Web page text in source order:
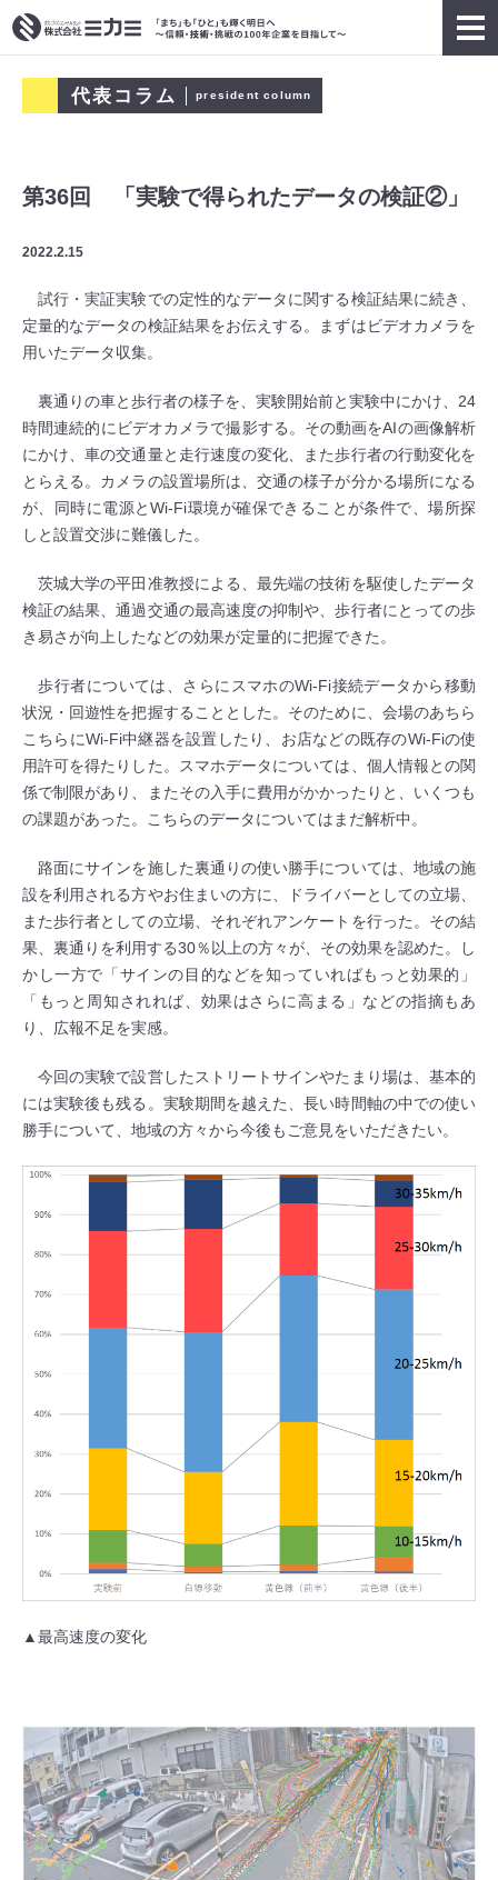
代表コラム president column
第36回 「実験で得られたデータの検証②」
2022.2.15
試行・実証実験での定性的なデータに関する検証結果に続き、
定量的なデータの検証結果をお伝えする。まずはビデオカメラを
用いたデータ収集。
裏通りの車と歩行者の様子を、実験開始前と実験中にかけ、24
時間連続的にビデオカメラで撮影する。その動画をAIの画像解析
にかけ、車の交通量と走行速度の変化、また歩行者の行動変化を
とらえる。カメラの設置場所は、交通の様子が分かる場所になる
が、同時に電源とWi-Fi環境が確保できることが条件で、場所探
しと設置交渉に難儀した。
茨城大学の平田准教授による、最先端の技術を駆使したデータ
検証の結果、通過交通の最高速度の抑制や、歩行者にとっての歩
き易さが向上したなどの効果が定量的に把握できた。
歩行者については、さらにスマホのWi-Fi接続データから移動
状況・回遊性を把握することとした。そのために、会場のあちら
こちらにWi-Fi中継器を設置したり、お店などの既存のWi-Fiの使
用許可を得たりした。スマホデータについては、個人情報との関
係で制限があり、またその入手に費用がかかったりと、いくつも
の課題があった。こちらのデータについてはまだ解析中。
路面にサインを施した裏通りの使い勝手については、地域の施
設を利用される方やお住まいの方に、ドライバーとしての立場、
また歩行者としての立場、それぞれアンケートを行った。その結
果、裏通りを利用する30％以上の方々が、その効果を認めた。し
かし一方で「サインの目的などを知っていればもっと効果的」
「もっと周知されれば、効果はさらに高まる」などの指摘もあ
り、広報不足を実感。
今回の実験で設営したストリートサインやたまり場は、基本的
には実験後も残る。実験期間を越えた、長い時間軸の中での使い
勝手について、地域の方々から今後もご意見をいただきたい。
▲最高速度の変化